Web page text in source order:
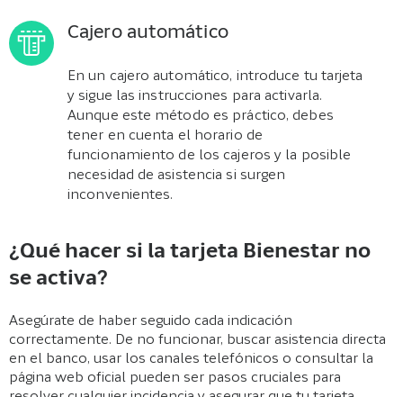
Cajero automático
En un cajero automático, introduce tu tarjeta
y sigue las instrucciones para activarla.
Aunque este método es práctico, debes
tener en cuenta el horario de
funcionamiento de los cajeros y la posible
necesidad de asistencia si surgen
inconvenientes.
¿Qué hacer si la tarjeta Bienestar no
se activa?
Asegúrate de haber seguido cada indicación
correctamente. De no funcionar, buscar asistencia directa
en el banco, usar los canales telefónicos o consultar la
página web oficial pueden ser pasos cruciales para